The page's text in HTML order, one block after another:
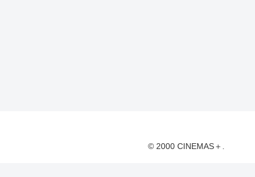
© 2000 CINEMAS＋.